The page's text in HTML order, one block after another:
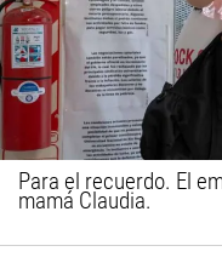
Para el recuerdo. El
mamá Claudia.